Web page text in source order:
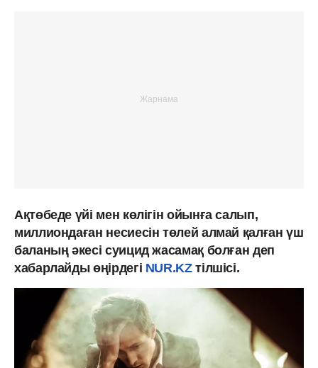
Ақтөбеде үйі мен көлігін ойынға салып,
миллиондаған несиесін төлей алмай қалған үш
баланың әкесі суицид жасамақ болған деп
хабарлайды өңірдегі NUR.KZтілшісі.